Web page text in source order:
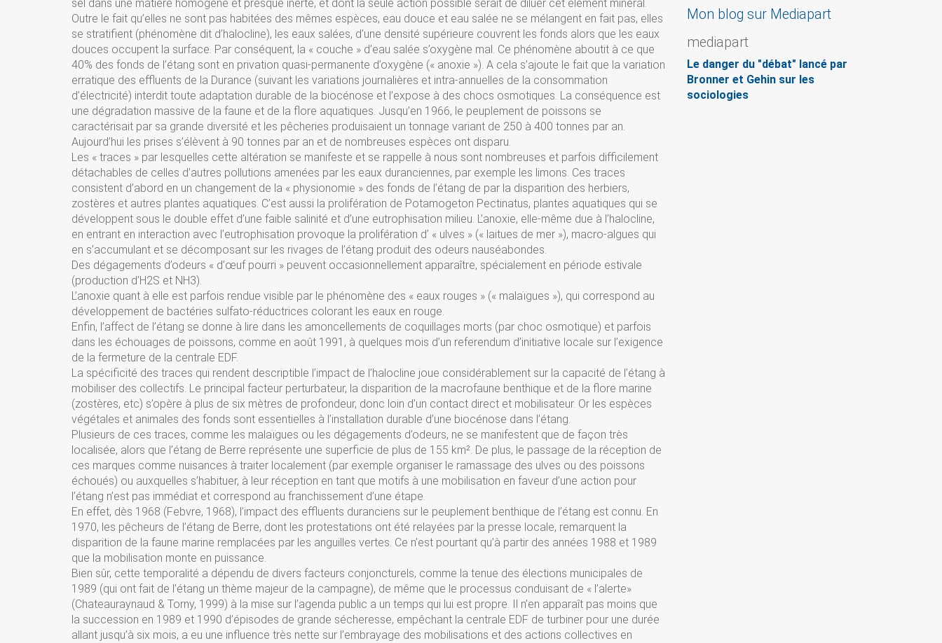
sel dans une matière homogène et presque inerte, et dont la seule action possible serait de diluer cet élément minéral.
Outre le fait qu’elles ne sont pas habitées des mêmes espèces, eau douce et eau salée ne se mélangent en fait pas, elles
se stratifient (phénomène dit d’halocline), les eaux salées, d’une densité supérieure couvrent les fonds alors que les eaux
douces occupent la surface. Par conséquent, la « couche » d’eau salée s’oxygène mal. Ce phénomène aboutit à ce que
40% des fonds de l’étang sont en privation quasi-permanente d’oxygène (« anoxie »). A cela s’ajoute le fait que la variation
erratique des effluents de la Durance (suivant les variations journalières et intra-annuelles de la consommation
d’électricité) interdit toute adaptation durable de la biocénose et l’expose à des chocs osmotiques. La conséquence est
une dégradation massive de la faune et de la flore aquatiques. Jusqu’en 1966, le peuplement de poissons se
caractérisait par sa grande diversité et les pêcheries produisaient un tonnage variant de 250 à 400 tonnes par an.
Aujourd’hui les prises s’élèvent à 90 tonnes par an et de nombreuses espèces ont disparu.
Les « traces » par lesquelles cette altération se manifeste et se rappelle à nous sont nombreuses et parfois difficilement
détachables de celles d’autres pollutions amenées par les eaux duranciennes, par exemple les limons. Ces traces
consistent d’abord en un changement de la « physionomie » des fonds de l’étang de par la disparition des herbiers,
zostères et autres plantes aquatiques. C’est aussi la prolifération de Potamogeton Pectinatus, plantes aquatiques qui se
développent sous le double effet d’une faible salinité et d’une eutrophisation milieu. L’anoxie, elle-même due à l’halocline,
en entrant en interaction avec l’eutrophisation provoque la prolifération d’ « ulves » (« laitues de mer »), macro-algues qui
en s’accumulant et se décomposant sur les rivages de l’étang produit des odeurs nauséabondes.
Des dégagements d’odeurs « d’œuf pourri » peuvent occasionnellement apparaître, spécialement en période estivale
(production d’H2S et NH3).
L’anoxie quant à elle est parfois rendue visible par le phénomène des « eaux rouges » (« malaïgues »), qui correspond au
développement de bactéries sulfato-réductrices colorant les eaux en rouge.
Enfin, l’affect de l’étang se donne à lire dans les amoncellements de coquillages morts (par choc osmotique) et parfois
dans les échouages de poissons, comme en août 1991, à quelques mois d’un referendum d’initiative locale sur l’exigence
de la fermeture de la centrale EDF.
La spécificité des traces qui rendent descriptible l’impact de l’halocline joue considérablement sur la capacité de l’étang à
mobiliser des collectifs. Le principal facteur perturbateur, la disparition de la macrofaune benthique et de la flore marine
(zostères, etc) s’opère à plus de six mètres de profondeur, donc loin d’un contact direct et mobilisateur. Or les espèces
végétales et animales des fonds sont essentielles à l’installation durable d’une biocénose dans l’étang.
Plusieurs de ces traces, comme les malaïgues ou les dégagements d’odeurs, ne se manifestent que de façon très
localisée, alors que l’étang de Berre représente une superficie de plus de 155 km². De plus, le passage de la réception de
ces marques comme nuisances à traiter localement (par exemple organiser le ramassage des ulves ou des poissons
échoués) ou auxquelles s’habituer, à leur réception en tant que motifs à une mobilisation en faveur d’une action pour
l’étang n’est pas immédiat et correspond au franchissement d’une étape.
En effet, dès 1968 (Febvre, 1968), l’impact des effluents duranciens sur le peuplement benthique de l’étang est connu. En
1970, les pêcheurs de l’étang de Berre, dont les protestations ont été relayées par la presse locale, remarquent la
disparition de la faune marine remplacées par les anguilles vertes. Ce n’est pourtant qu’à partir des années 1988 et 1989
que la mobilisation monte en puissance.
Bien sûr, cette temporalité a dépendu de divers facteurs conjoncturels, comme la tenue des élections municipales de
1989 (qui ont fait de l’étang un thème majeur de la campagne), de même que le processus conduisant de « l’alerte»
(Chateauraynaud & Torny, 1999) à la mise sur l’agenda public a un temps qui lui est propre. Il n’en apparaît pas moins que
la succession en 1989 et 1990 d’épisodes de grande sécheresse, empêchant la centrale EDF de turbiner pour une durée
allant jusqu’à six mois, a eu une influence très nette sur l’embrayage des mobilisations et des actions collectives en
Mon blog sur Mediapart
mediapart
Le danger du "débat" lancé par
Bronner et Gehin sur les
sociologies